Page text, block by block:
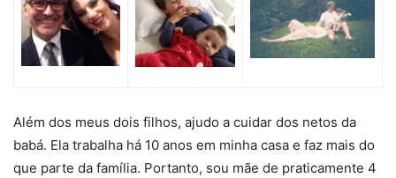
Além dos meus dois filhos, ajudo a cuidar dos netos da
babá. Ela trabalha há 10 anos em minha casa e faz mais do
que parte da família. Portanto, sou mãe de praticamente 4